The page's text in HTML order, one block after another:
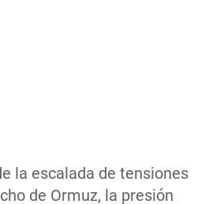
la escalada de tensiones
de Ormuz, la presión